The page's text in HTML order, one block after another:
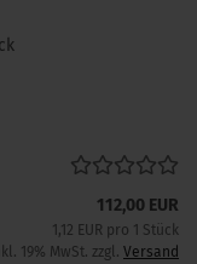
112,00 EUR
1,12 EUR pro 1 Stück
19% MwSt. zzgl. Versand